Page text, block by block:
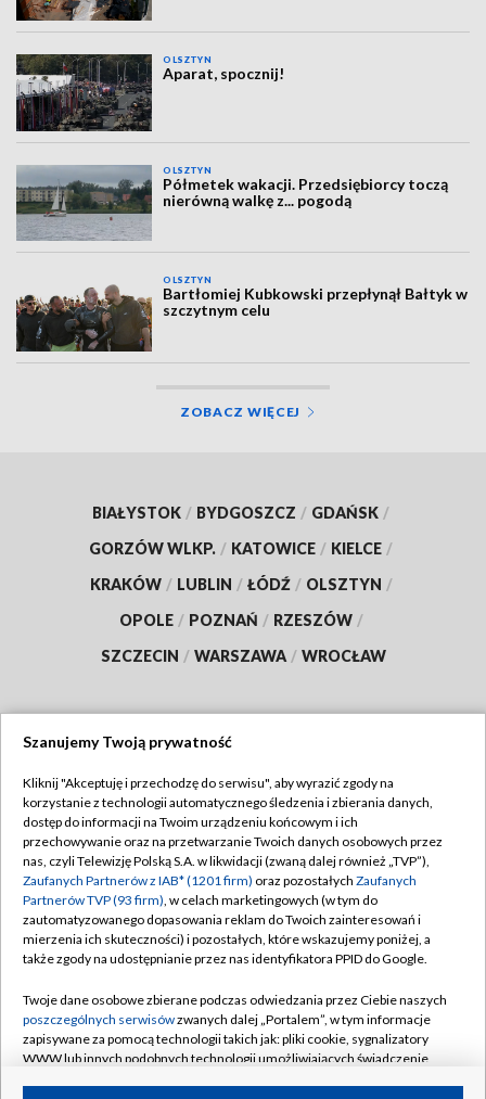
OLSZTYN
Aparat, spocznij!
OLSZTYN
Półmetek wakacji. Przedsiębiorcy toczą
nierówną walkę z... pogodą
OLSZTYN
Bartłomiej Kubkowski przepłynął Bałtyk w
szczytnym celu
ZOBACZ WIĘCEJ
BIAŁYSTOK / BYDGOSZCZ / GDAŃSK /
GORZÓW WLKP. / KATOWICE / KIELCE /
KRAKÓW / LUBLIN / ŁÓDŹ / OLSZTYN /
OPOLE / POZNAŃ / RZESZÓW /
SZCZECIN / WARSZAWA / WROCŁAW
TVP
Abonament TVP
Emisja w TVP
Centrum informacji TVP
Naziemna Telewizja Cyfrowa
Rada Programowa
System NOS
Informacje o nadawcy
Regulamin TVP
Polityka prywatności
Moje zgody
Pomoc
Kontakt
Kanały
Szanujemy Twoją prywatność
Kliknij "Akceptuję i przechodzę do serwisu", aby wyrazić zgody na
korzystanie z technologii automatycznego śledzenia i zbierania danych,
dostęp do informacji na Twoim urządzeniu końcowym i ich
przechowywanie oraz na przetwarzanie Twoich danych osobowych przez
nas, czyli Telewizję Polską S.A. w likwidacji (zwaną dalej również „TVP”),
Zaufanych Partnerów z IAB* (1201 firm) oraz pozostałych Zaufanych
Partnerów TVP (93 firm), w celach marketingowych (w tym do
zautomatyzowanego dopasowania reklam do Twoich zainteresowań i
mierzenia ich skuteczności) i pozostałych, które wskazujemy poniżej, a
także zgody na udostępnianie przez nas identyfikatora PPID do Google.
Twoje dane osobowe zbierane podczas odwiedzania przez Ciebie naszych
poszczególnych serwisówzwanych dalej „Portalem”, w tym informacje
zapisywane za pomocą technologii takich jak: pliki cookie, sygnalizatory
WWW lub innych podobnych technologii umożliwiających świadczenie